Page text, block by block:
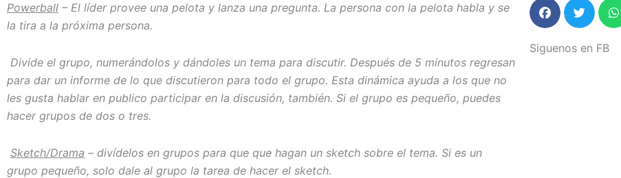
Powerball – El líder provee una pelota y lanza una pregunta. La persona con la pelota habla y se
la tira a la próxima persona.
Divide el grupo, numerándolos y dándoles un tema para discutir. Después de 5 minutos regresan
para dar un informe de lo que discutieron para todo el grupo. Esta dinámica ayuda a los que no
les gusta hablar en publico participar en la discusión, también. Si el grupo es pequeño, puedes
hacer grupos de dos o tres.
Sketch/Drama – divídelos en grupos para que que hagan un sketch sobre el tema. Si es un
grupo pequeño, solo dale al grupo la tarea de hacer el sketch.
Siguenos en FB